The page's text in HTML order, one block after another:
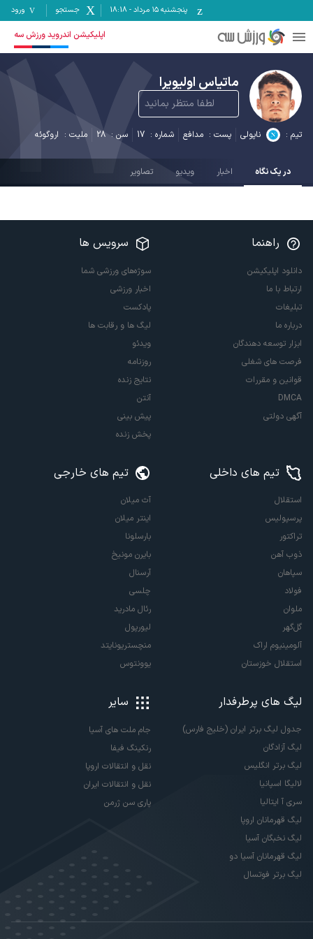
پنجشنبه ۱۵ مرداد -
18:18 جستجو ورود
اپلیکیشن اندروید ورزش سه
ماتیاس اولیویرا
لطفا منتظر بمانید
تیم : ناپولی پست : مدافع شماره : 17 سن : 28 ملیت : اروگوئه
17 در یک نگاه اخبار ویدیو تصاویر
راهنما
دانلود اپلیکیشن
ارتباط با ما
تبلیغات
درباره ما
ابزار توسعه دهندگان
فرصت های شغلی
قوانین و مقررات
DMCA
آگهی دولتی
سرویس ها
سوژه‌های ورزشی شما
اخبار ورزشی
پادکست
لیگ ها و رقابت ها
ویدئو
روزنامه
نتایج زنده
آنتن
پیش بینی
پخش زنده
تیم های داخلی
استقلال
پرسپولیس
تراکتور
ذوب آهن
سپاهان
فولاد
ملوان
گل‌گهر
آلومینیوم اراک
استقلال خوزستان
تیم های خارجی
آث میلان
اینتر میلان
بارسلونا
بایرن مونیخ
آرسنال
چلسی
رئال مادرید
لیورپول
منچستریونایتد
یوونتوس
لیگ های پرطرفدار
جدول لیگ برتر ایران (خلیج فارس)
لیگ آزادگان
لیگ برتر انگلیس
لالیگا اسپانیا
سری آ ایتالیا
لیگ قهرمانان اروپا
لیگ نخبگان آسیا
لیگ قهرمانان آسیا دو
لیگ برتر فوتسال
سایر
جام ملت های آسیا
رنکینگ فیفا
نقل و انتقالات اروپا
نقل و انتقالات ایران
پاری سن ژرمن